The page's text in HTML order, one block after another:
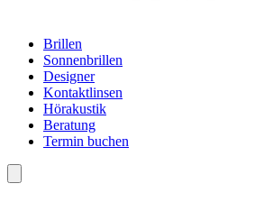
Brillen
Sonnenbrillen
Designer
Kontaktlinsen
Hörakustik
Beratung
Termin buchen